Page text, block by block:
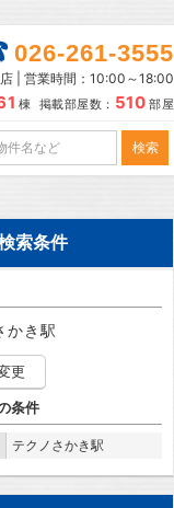
026-261-3555
| 営業時間：10:00～18:00
棟 掲載部屋数： 510 部屋
索条件
かき駅
更
条件
テクノさかき駅